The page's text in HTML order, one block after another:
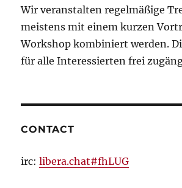
Wir veranstalten regelmäßige
meistens mit einem kurzen
Workshop kombiniert werden.
für alle Interessierten frei
CONTACT
irc:libera.chat#fhLUG